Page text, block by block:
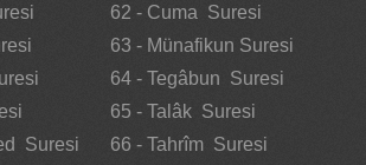
Suresi
62 - Cuma Suresi
63 - Münafikun Suresi
64 - Tegâbun Suresi
65 - Talâk Suresi
66 - Tahrîm Suresi